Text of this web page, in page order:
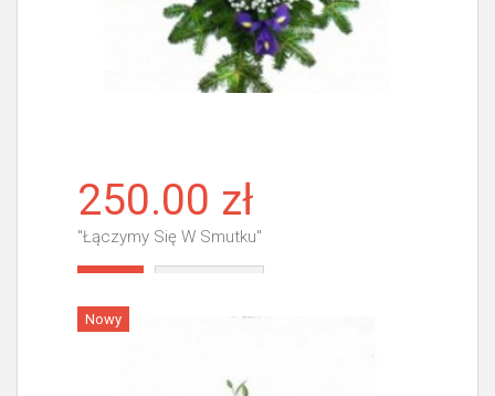
250.00 zł
"Łączymy Się W Smutku"
Nowy